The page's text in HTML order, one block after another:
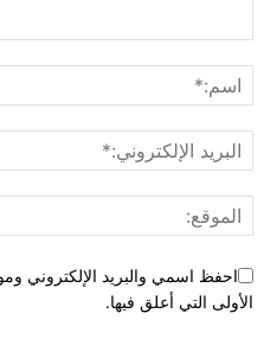
احفظ اسمي والبريد الإلكتروني
الأولى التي أعلق فيها.